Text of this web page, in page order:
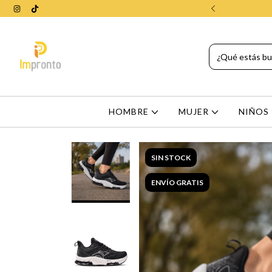
en compras mayores a $65000
HOMBRE MUJER NIÑOS
SIN STOCK
ENVÍO GRATIS